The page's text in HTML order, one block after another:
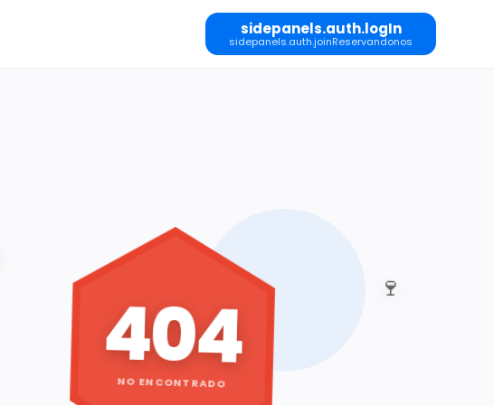
sidepanels.auth.logIn
sidepanels.auth.joinReservandonos
🍷
404
NO ENCONTRADO